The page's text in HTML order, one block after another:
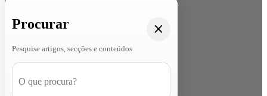
Procurar
Pesquise artigos, secções e conteúdos